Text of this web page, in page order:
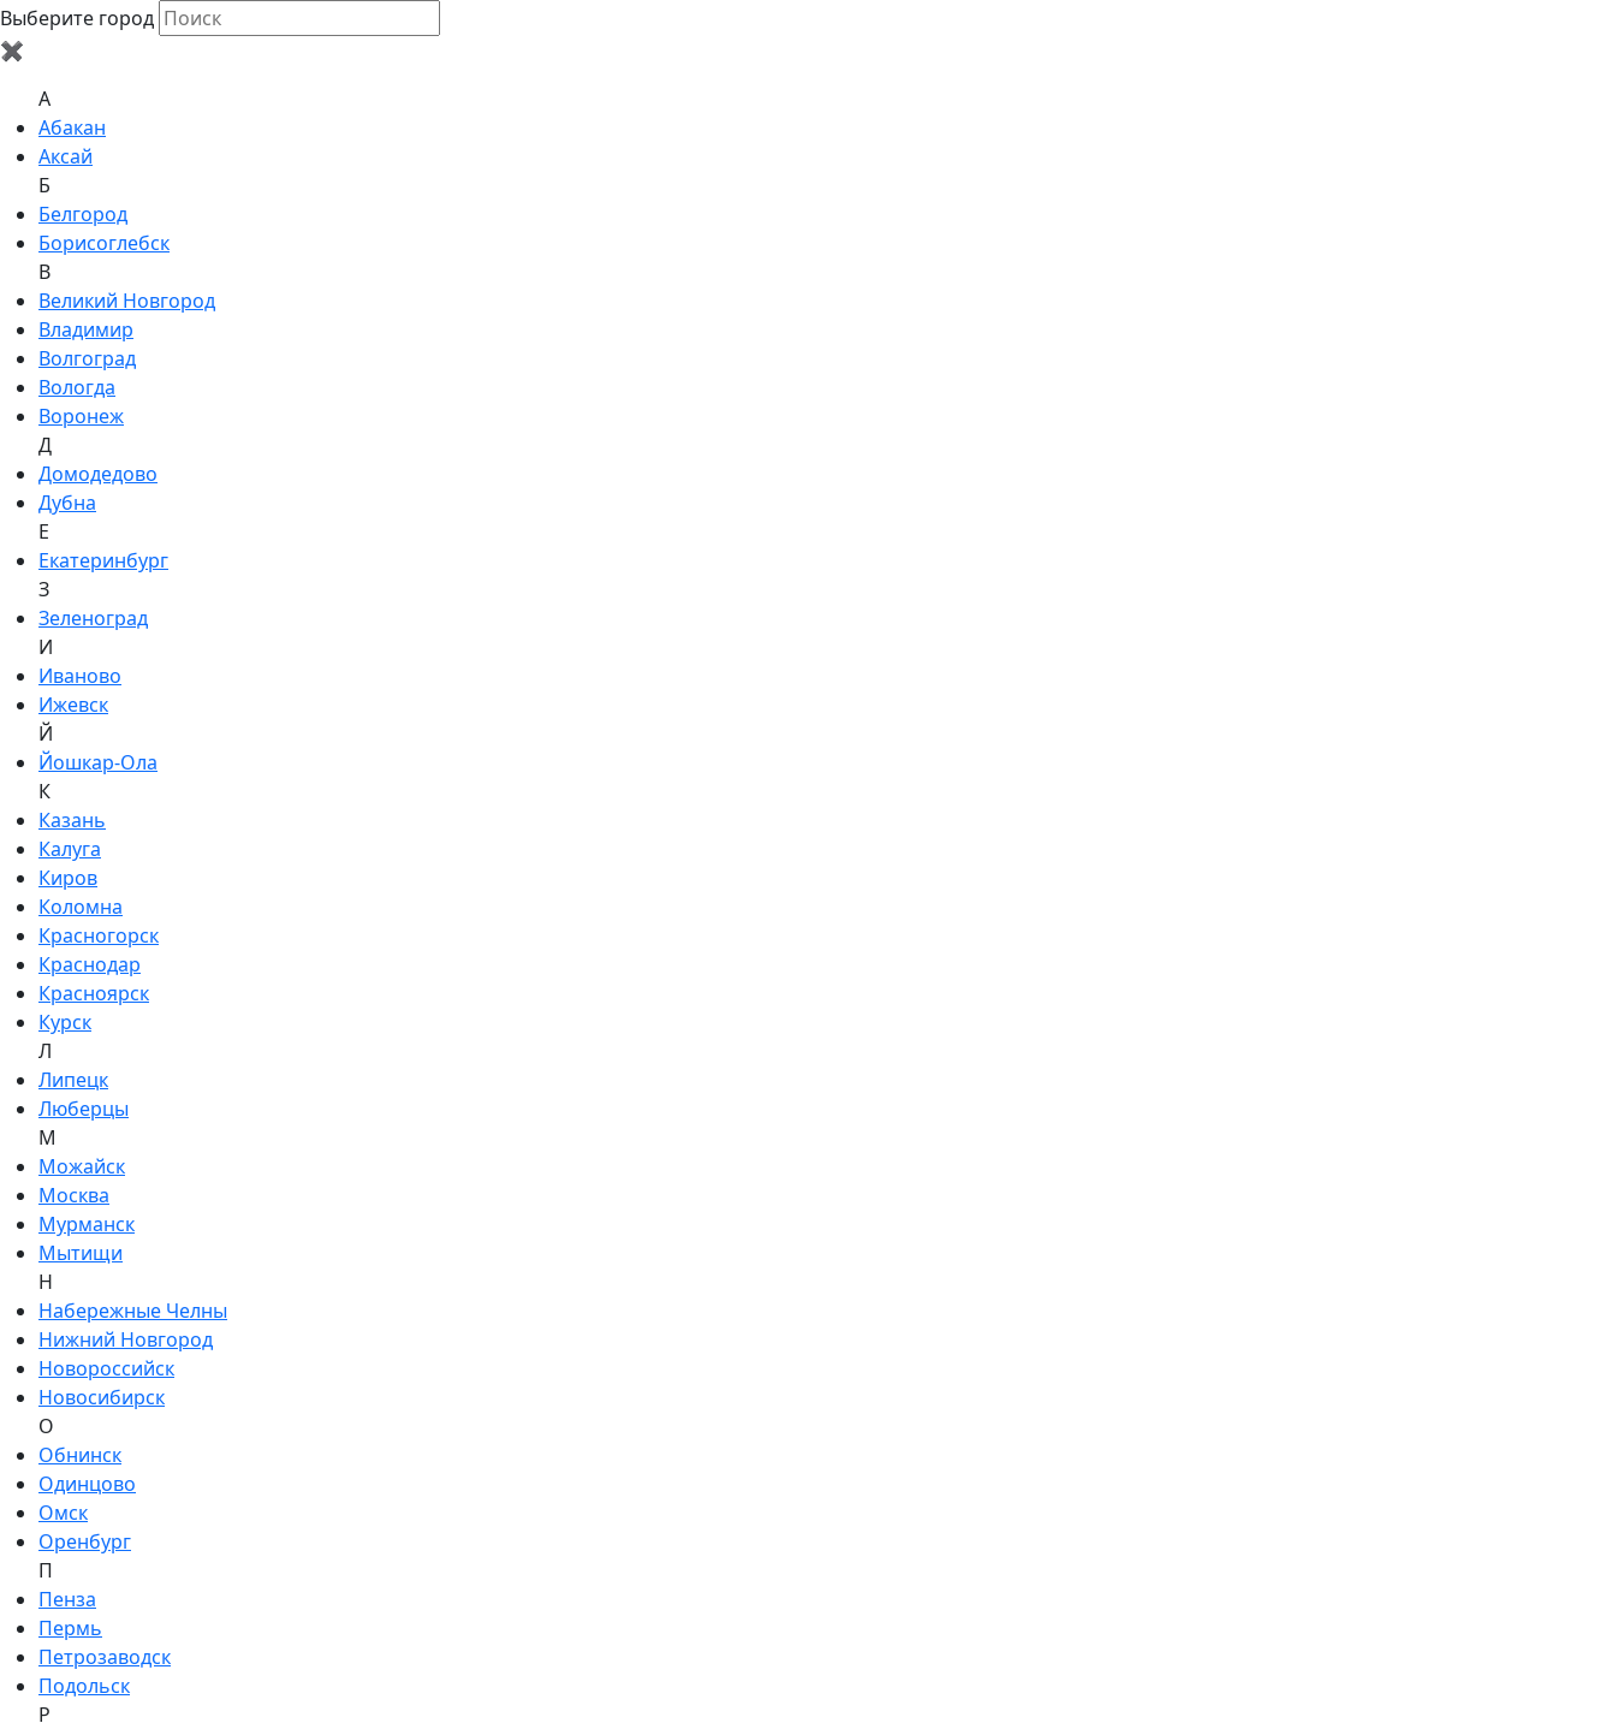
Выберите город
✖
A
Абакан
Аксай
Б
Белгород
Борисоглебск
В
Великий Новгород
Владимир
Волгоград
Вологда
Воронеж
Д
Домодедово
Дубна
Е
Екатеринбург
З
Зеленоград
И
Иваново
Ижевск
Й
Йошкар-Ола
К
Казань
Калуга
Киров
Коломна
Красногорск
Краснодар
Красноярск
Курск
Л
Липецк
Люберцы
М
Можайск
Москва
Мурманск
Мытищи
Н
Набережные Челны
Нижний Новгород
Новороссийск
Новосибирск
О
Обнинск
Одинцово
Омск
Оренбург
П
Пенза
Пермь
Петрозаводск
Подольск
Р